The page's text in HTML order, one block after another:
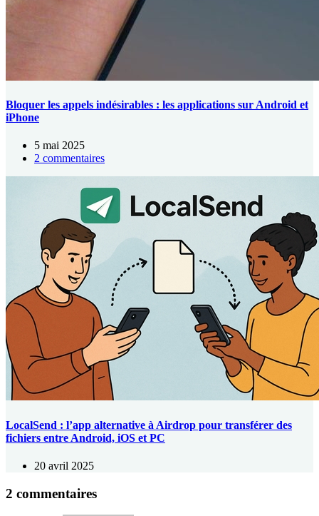
Bloquer les appels indésirables : les applications sur Android et
iPhone
5 mai 2025
2 commentaires
LocalSend : l’app alternative à Airdrop pour transférer des
fichiers entre Android, iOS et PC
20 avril 2025
2 commentaires